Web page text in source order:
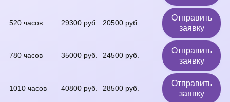
520 часов 29300 руб. 20500 руб.
Отправить
заявку
780 часов 35000 руб. 24500 руб.
Отправить
заявку
1010 часов 40800 руб. 28500 руб.
Отправить
заявку